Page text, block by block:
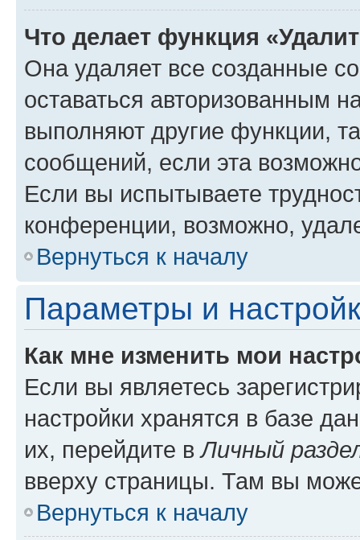
Что делает функция
Она удаляет все созданные
оставаться авторизованным
выполняют другие функции,
сообщений, если эта
Если вы испытываете
конференции, возможно,
Вернуться к началу
Параметры и
Как мне изменить мои
Если вы являетесь
настройки хранятся в базе
их, перейдите вЛичный
вверху страницы. Там вы
Вернуться к началу